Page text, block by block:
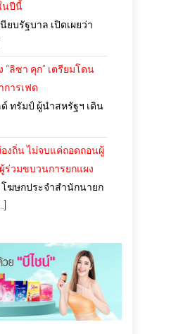
นปีนี้
ยบรัฐบาล เปิดเผยว่า
ลิซา คุก” เตรียมโดน
ารเฟด
ทรัมป์ ผู้นำสหรัฐฯ เดิน
งถิ่น ไม่จบแค่ถอดถอนผู้
ร่วมขบวนการยกแผง
ฆษกประจำสำนักนายก